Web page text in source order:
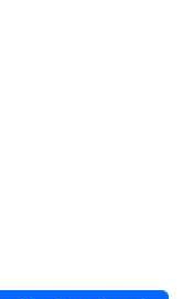
- Demissions -
(Nouvelle